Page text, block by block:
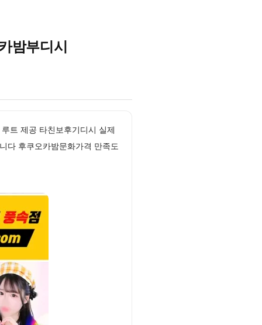
밤부디시
트 제공 타친보후기디시 실제
다 후쿠오카밤문화가격 만족도